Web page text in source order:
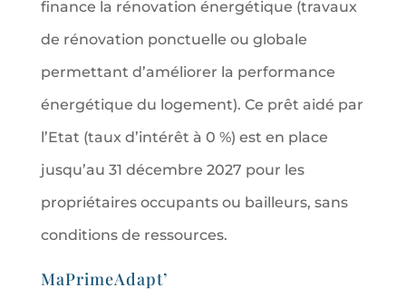
finance la rénovation énergétique (travaux
de rénovation ponctuelle ou globale
permettant d’améliorer la performance
énergétique du logement). Ce prêt aidé par
l’Etat (taux d’intérêt à 0 %) est en place
jusqu’au 31 décembre 2027 pour les
propriétaires occupants ou bailleurs, sans
conditions de ressources.
MaPrimeAdapt’